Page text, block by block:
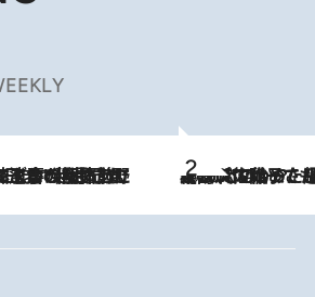
2026.8.5
【阿川佐和子さんの年とる力】なぜ70代で始めた趣味は“こんなに楽しい”のか？ ピアノ、俳句…スランプに陥っても続けられる“ある秘訣”とは